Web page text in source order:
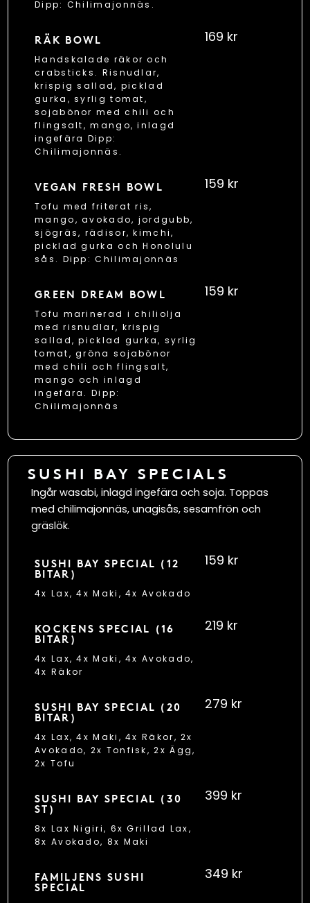
Dipp: Chilimajonnäs.
RÄK BOWL
Handskalade räkor och
crabsticks. Risnudlar,
krispig sallad, picklad
gurka, syrlig tomat,
sojabönor med chili och
flingsalt, mango, inlagd
ingefära Dipp:
Chilimajonnäs.
169 kr
VEGAN FRESH BOWL
Tofu med friterat ris,
mango, avokado, jordgubb,
sjögräs, rädisor, kimchi,
picklad gurka och Honolulu
sås. Dipp: Chilimajonnäs
159 kr
GREEN DREAM BOWL
Tofu marinerad i chiliolja
med risnudlar, krispig
sallad, picklad gurka, syrlig
tomat, gröna sojabönor
med chili och flingsalt,
mango och inlagd
ingefära. Dipp:
Chilimajonnäs
159 kr
SUSHI BAY SPECIALS
Ingår wasabi, inlagd ingefära och soja. Toppas
med chilimajonnäs, unagisås, sesamfrön och
gräslök.
SUSHI BAY SPECIAL (12
BITAR)
4x Lax, 4x Maki, 4x Avokado
159 kr
KOCKENS SPECIAL (16
BITAR)
4x Lax, 4x Maki, 4x Avokado,
4x Räkor
219 kr
SUSHI BAY SPECIAL (20
BITAR)
4x Lax, 4x Maki, 4x Räkor, 2x
Avokado, 2x Tonfisk, 2x Ägg,
2x Tofu
279 kr
SUSHI BAY SPECIAL (30
ST)
8x Lax Nigiri, 6x Grillad Lax,
8x Avokado, 8x Maki
399 kr
FAMILJENS SUSHI
SPECIAL
349 kr